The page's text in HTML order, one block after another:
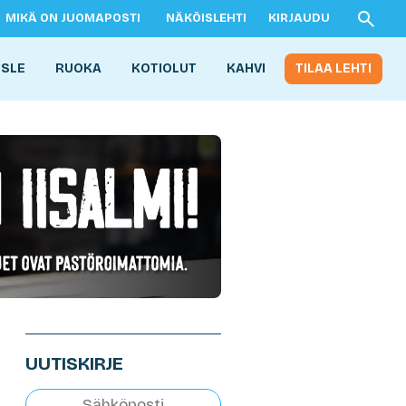
MIKÄ ON JUOMAPOSTI NÄKÖISLEHTI KIRJAUDU
RUOKA KOTIOLUT KAHVI TILAA LEHTI
UUTISKIRJE